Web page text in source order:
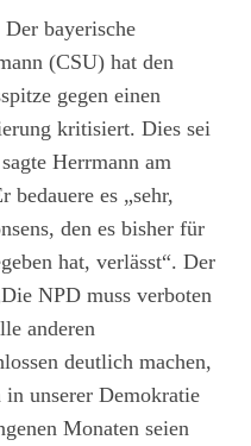
bayerische
(CSU) hat den
gegen einen
kritisiert. Dies sei
Herrmann am
es „sehr,
den es bisher für
hat, verlässt“. Der
NPD muss verboten
anderen
deutlich machen,
in unserer Demokratie
Monaten seien